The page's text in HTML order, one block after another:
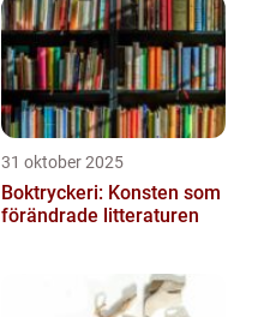
31 oktober 2025
Boktryckeri: Konsten som
förändrade litteraturen